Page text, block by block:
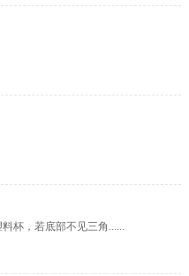
杯，若底部不见三角......